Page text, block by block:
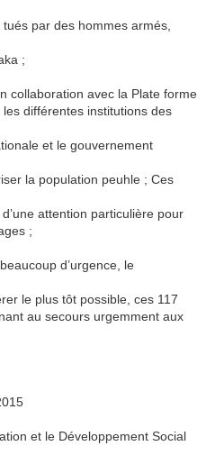
par des hommes armés,
;
collaboration avec la Plate forme
différentes institutions des
et le gouvernement
la population peuhle ; Ces
attention particulière pour
;
d’urgence, le
le plus tôt possible, ces 117
au secours urgemment aux
et le Développement Social